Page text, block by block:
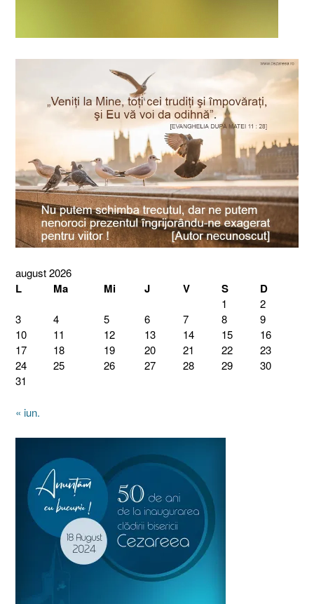
august 2026
L Ma Mi J V S D
1
2
3
4 5 6 7 8
9
10
11 12 13 14 15
16
17
18 19 20 21 22
23
24
25 26 27 28 29
30
31
« iun.